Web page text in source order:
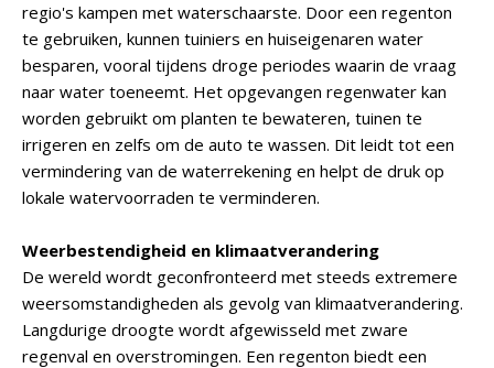
regio's kampen met waterschaarste. Door een regenton
te gebruiken, kunnen tuiniers en huiseigenaren water
besparen, vooral tijdens droge periodes waarin de vraag
naar water toeneemt. Het opgevangen regenwater kan
worden gebruikt om planten te bewateren, tuinen te
irrigeren en zelfs om de auto te wassen. Dit leidt tot een
vermindering van de waterrekening en helpt de druk op
lokale watervoorraden te verminderen.
Weerbestendigheid en klimaatverandering
De wereld wordt geconfronteerd met steeds extremere
weersomstandigheden als gevolg van klimaatverandering.
Langdurige droogte wordt afgewisseld met zware
regenval en overstromingen. Een regenton biedt een